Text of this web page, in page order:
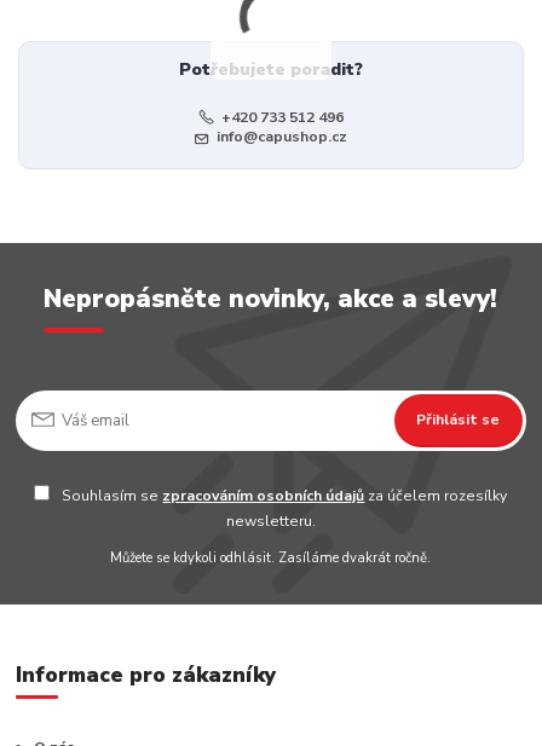
Potřebujete poradit?
+420 733 512 496
info@capushop.cz
Nepropásněte novinky, akce a slevy!
Přihlásit se
Souhlasím se zpracováním osobních údajů za účelem rozesílky
newsletteru.
Můžete se kdykoli odhlásit. Zasíláme dvakrát ročně.
Informace pro zákazníky